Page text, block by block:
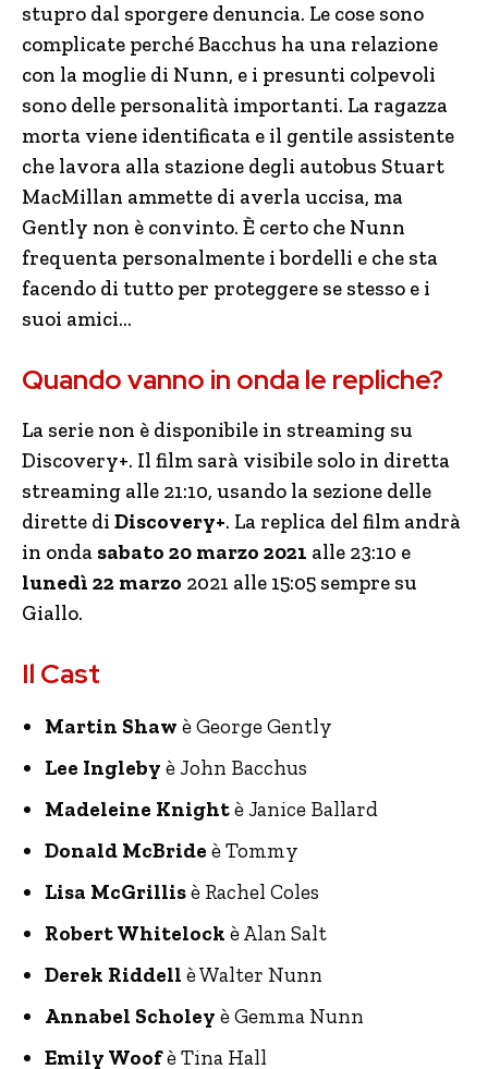
stupro dal sporgere denuncia. Le cose sono
complicate perché Bacchus ha una relazione
con la moglie di Nunn, e i presunti colpevoli
sono delle personalità importanti. La ragazza
morta viene identificata e il gentile assistente
che lavora alla stazione degli autobus Stuart
MacMillan ammette di averla uccisa, ma
Gently non è convinto. È certo che Nunn
frequenta personalmente i bordelli e che sta
facendo di tutto per proteggere se stesso e i
suoi amici…
Quando vanno in onda le repliche?
La serie non è disponibile in streaming su
Discovery+. Il film sarà visibile solo in diretta
streaming alle 21:10, usando la sezione delle
dirette di Discovery+. La replica del film andrà
in onda sabato 20 marzo 2021 alle 23:10 e
lunedì 22 marzo 2021 alle 15:05 sempre su
Giallo.
Il Cast
Martin Shaw è George Gently
Lee Ingleby è John Bacchus
Madeleine Knightè Janice Ballard
Donald McBride è Tommy
Lisa McGrillisè Rachel Coles
Robert Whitelock è Alan Salt
Derek Riddell è Walter Nunn
Annabel Scholey è Gemma Nunn
Emily Woofè Tina Hall